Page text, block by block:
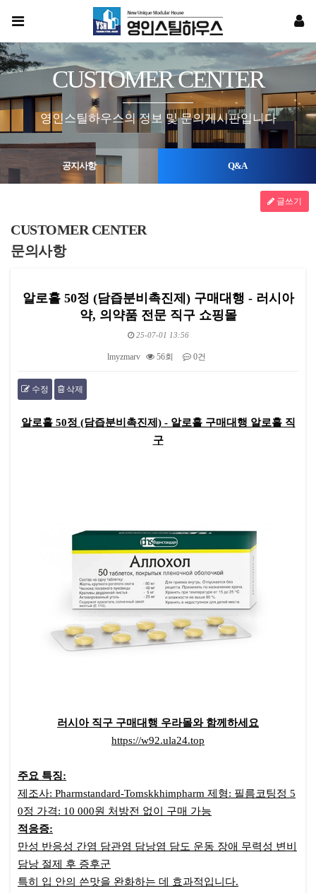
CUSTOMER CENTER
영인스틸하우스의 정보 및 문의게시판입니다
공지사항 Q&A
CUSTOMER CENTER
문의사항
글쓰기
알로홀 50정 (담즙분비촉진제) 구매대행 - 러시아
약, 의약품 전문 직구 쇼핑몰
25-07-01 13:56
lmyzmarv 56회 0건
수정 삭제
알로홀 50정 (담즙분비촉진제) - 알로홀 구매대행 알로홀 직
구
러시아 직구 구매대행 우라몰와 함께하세요
https://w92.ula24.top
주요 특징:
제조사: Pharmstandard-Tomskkhimpharm 제형: 필름코팅정 5
0정 가격: 10 000원 처방전 없이 구매 가능
적응증:
만성 반응성 간염 담관염 담낭염 담도 운동 장애 무력성 변비
담낭 절제 후 증후군
특히 입 안의 쓴맛을 완화하는 데 효과적입니다.